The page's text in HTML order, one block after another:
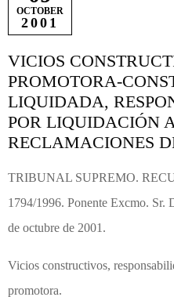
OCTOBER
2001
VICIOS
PROMOTORA-
LIQUIDADA,
POR LIQUIDACIÓN
RECLAMACIONES
TRIBUNAL SUPREMO.
1794/1996. Ponente Excmo.
de octubre de 2001.
Vicios constructivos,
promotora.